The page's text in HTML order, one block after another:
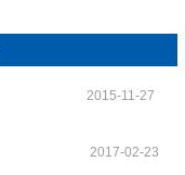
2015-11-27
2017-02-23